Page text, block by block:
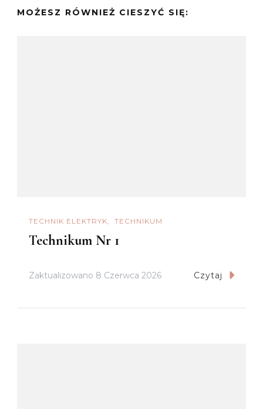
MOŻESZ RÓWNIEŻ CIESZYĆ SIĘ:
TECHNIK ELEKTRYK TECHNIKUM
Technikum Nr 1
Zaktualizowano 8 Czerwca 2026 Czytaj